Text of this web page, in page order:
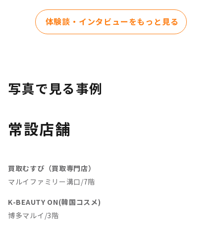
常設店舗
マルイファミリー溝口/7階
買取むすび（買取専門店）
博多マルイ/3階
K-BEAUTY ON(韓国コスメ)
写真で見る事例
体験談・インタビューをもっと見る